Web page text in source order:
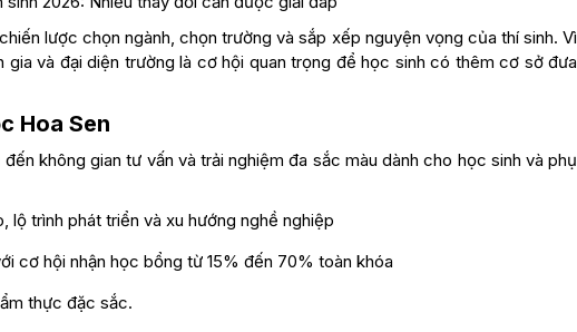
lược chọn ngành, chọn trường và sắp xếp nguyện vọng của thí sinh. Vì
và đại diện trường là cơ hội quan trọng để học sinh có thêm cơ sở đưa
Hoa Sen
không gian tư vấn và trải nghiệm đa sắc màu dành cho học sinh và phụ
trình phát triển và xu hướng nghề nghiệp
cơ hội nhận học bổng từ 15% đến 70% toàn khóa
thực đặc sắc.